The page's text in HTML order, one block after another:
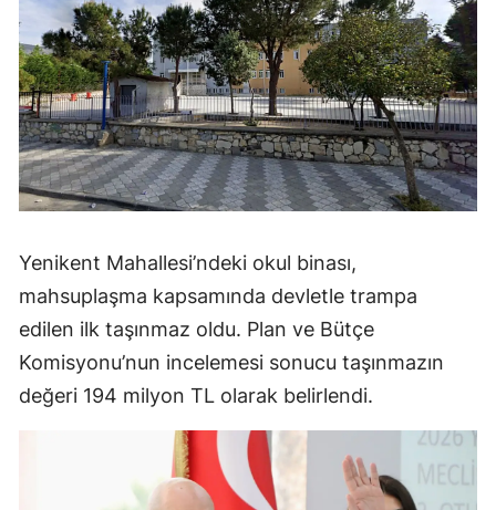
Yenikent Mahallesi’ndeki okul binası,
mahsuplaşma kapsamında devletle trampa
edilen ilk taşınmaz oldu. Plan ve Bütçe
Komisyonu’nun incelemesi sonucu taşınmazın
değeri 194 milyon TL olarak belirlendi.